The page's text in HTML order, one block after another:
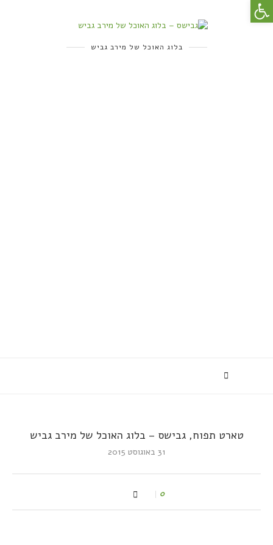
בלוג האוכל של מירב גביש
טארט תפוח, גבישס – בלוג האוכל של מירב גביש
31 באוגוסט 2015
0